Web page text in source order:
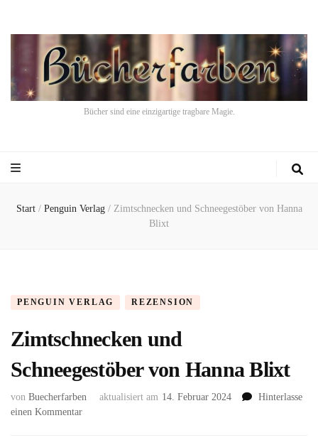
Bücher sind eine einzigartige tragbare Magie.
Start / Penguin Verlag / Zimtschnecken und Schneegestöber von Hanna
Blixt
PENGUIN VERLAG REZENSION
Zimtschnecken und
Schneegestöber von Hanna Blixt
von Buecherfarben aktualisiert am 14. Februar 2024
Hinterlasse
einen Kommentarzu